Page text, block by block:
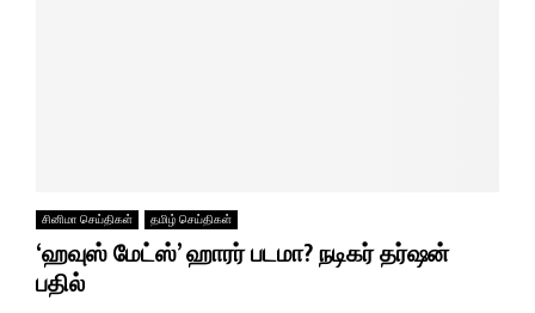
சினிமா செய்திகள் தமிழ் செய்திகள்
‘ஹவுஸ் மேட்ஸ்’ ஹாரர் படமா? நடிகர் தர்ஷன்
பதில்